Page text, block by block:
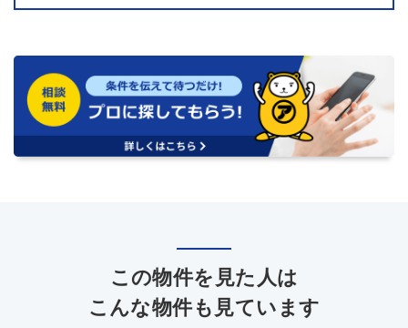
この物件を見た人は
こんな物件も見ています